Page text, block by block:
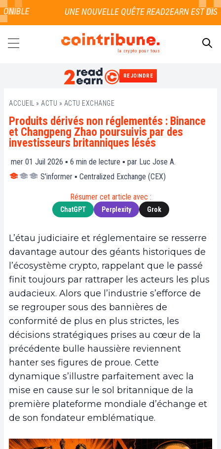
la crypto pour tous
REJOINDRE
ACCUEIL » ACTU » ACTU EXCHANGE
Produits dérivés non réglementés : Binance
et Changpeng Zhao poursuivis par des
investisseurs britanniques lésés
mer 01 Juil 2026 ▪ 6 min de lecture ▪ par Luc Jose A.
S'informer ▪ Centralized Exchange (CEX)
Résumer cet article avec :
ChatGPT Perplexity Grok
L’étau judiciaire et réglementaire se resserre
davantage autour des géants historiques de
l’écosystème crypto, rappelant que le passé
finit toujours par rattraper les acteurs les plus
audacieux. Alors que l’industrie s’efforce de
se regrouper sous des bannières de
conformité de plus en plus strictes, les
décisions stratégiques prises au cœur de la
précédente bulle haussière reviennent
hanter ses figures de proue. Cette
dynamique s’illustre parfaitement avec la
mise en cause sur le sol britannique de la
première plateforme mondiale d’échange et
de son fondateur emblématique.